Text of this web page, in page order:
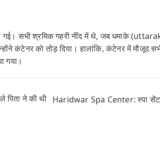
गई। सभी श्रमिक गहरी नींद में थे, जब धमाके
कंटेनर को तोड़ दिया। हालांकि, कंटेनर में मौजूद
गया।
ने की थी Haridwar Spa Center: स्पा